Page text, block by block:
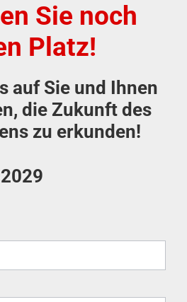
Sie noch
Platz!
auf Sie und Ihnen
die Zukunft des
zu erkunden!